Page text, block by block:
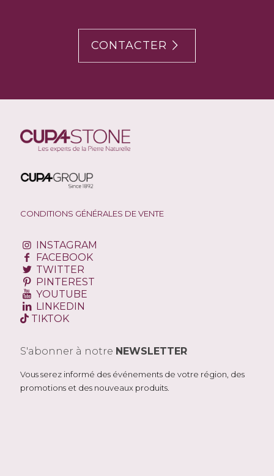
CONTACTER
CONDITIONS GÉNÉRALES DE VENTE
INSTAGRAM
FACEBOOK
TWITTER
PINTEREST
YOUTUBE
LINKEDIN
TIKTOK
S'abonner à notre NEWSLETTER
Vous serez informé des événements de votre région, des
promotions et des nouveaux produits.